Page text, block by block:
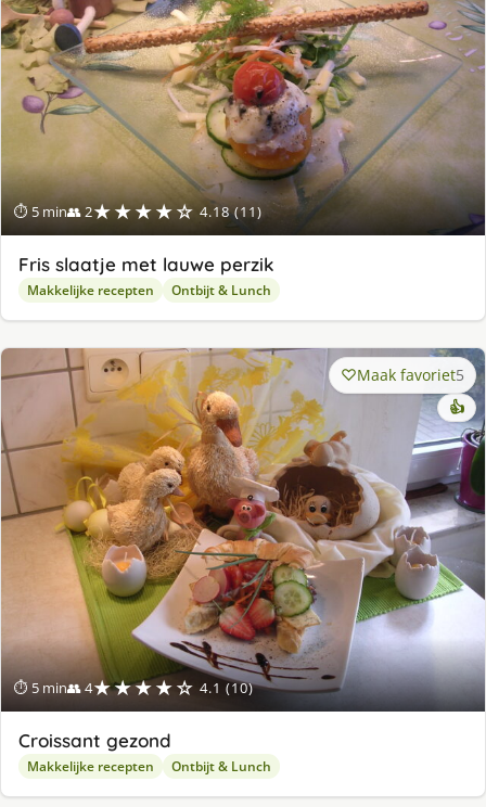
⏱ 5 min👥 2★★★★☆ 4.18 (11)
Fris slaatje met lauwe perzik
Makkelijke recepten Ontbijt & Lunch
⏱ 5 min👥 4★★★★☆ 4.1 (10)
Maak favoriet5
👍
Croissant gezond
Makkelijke recepten Ontbijt & Lunch